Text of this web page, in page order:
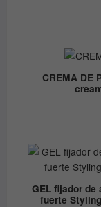
CREMA DE
GEL fijador
fuerte